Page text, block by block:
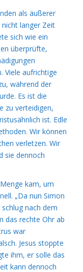
als äußerer
langer Zeit
sich wie ein
überprüfte,
Viele aufrichtige
während der
Es ist die
zu verteidigen,
ist. Edle
Wir können
verletzen. Wir
sie dennoch
kam, um
„Da nun Simon
nach dem
das rechte Ohr ab
war
Jesus stoppte
ihm, er solle das
kann dennoch